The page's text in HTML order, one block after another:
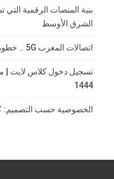
بنية المنصات الرقمية
الشرق الأوسط
اتصالات المغرب 5G .. خطوة جديدة نحو المستقبل عروض باقات 5G
تسجيل دخول كلاس لايت |
1444
الخصوصية حسب التصميم: